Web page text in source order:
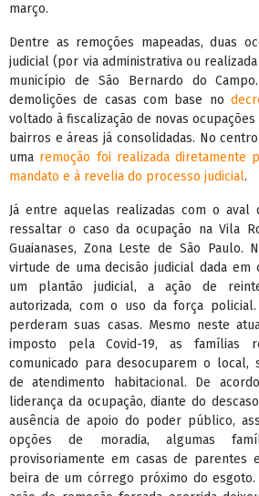
março.
Dentre as remoções mapeadas, duas
judicial (por via administrativa ou
município de São Bernardo do
demolições de casas com base no
voltado à fiscalização de novas
bairros e áreas já consolidadas. No
uma remoção foi realizada diretamente
mandato e à revelia do processo judicial.
Já entre aquelas realizadas com o aval
ressaltar o caso da ocupação na Vila
Guaianases, Zona Leste de São Paulo.
virtude de uma decisão judicial dada em
um plantão judicial, a ação de
autorizada, com o uso da força
perderam suas casas. Mesmo neste
imposto pela Covid-19, as famílias
comunicado para desocuparem o local,
de atendimento habitacional. De
liderança da ocupação, diante do
ausência de apoio do poder público,
opções de moradia, algumas
provisoriamente em casas de parentes
beira de um córrego próximo do